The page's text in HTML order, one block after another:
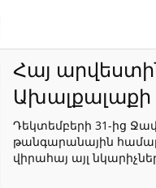
Հայ
Ախալքալաքի
Դեկտեմբերի 31-ից
թանգարանային
վիրահայ այլ